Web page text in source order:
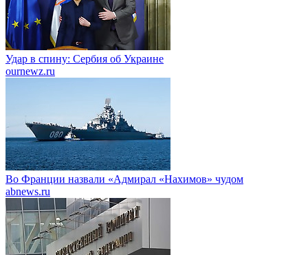
Удар в спину: Сербия об Украине
ournewz.ru
Во Франции назвали «Адмирал «Нахимов» чудом
abnews.ru